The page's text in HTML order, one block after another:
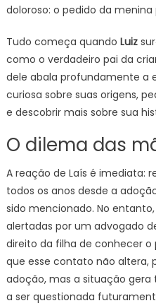
doloroso: o pedido da
Tudo começa quando Luiz
como o verdadeiro pai da
dele abala profundamente a
curiosa sobre suas origens,
e descobrir mais sobre sua
O dilema das
A reação de Laís é imediata:
todos os anos desde a
sido mencionado. No
alertadas por um advogado
direito da filha de conhecer o
que esse contato não altera,
adoção, mas a situação
a ser questionada